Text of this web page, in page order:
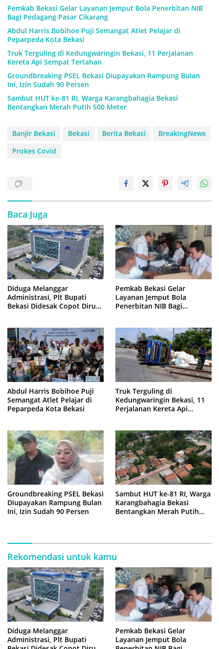
Pemkab Bekasi Gelar Layanan Jemput Bola Penerbitan NIB
Bagi Pedagang Pasar Cikarang
Abdul Harris Bobihoe Puji Semangat Atlet Pelajar di
Peparpeda Kota Bekasi
Truk Terguling di Kedungwaringin Bekasi, 11 Perjalanan
Kereta Api Sempat Tertahan
Groundbreaking PSEL Bekasi Diupayakan Rampung Bulan
Ini, Izin Sudah 90 Persen
Sambut HUT ke-81 RI, Warga Karangbahagia Bekasi
Bentangkan Merah Putih 500 Meter
Banjir Bekasi Bekasi Berita Bekasi
BreakingNews
Prokes Covid
Baca Juga
Diduga Melanggar
Administrasi, Plt Bupati
Bekasi Didesak Copot Dirum
Pemkab Bekasi Gelar
Layanan Jemput Bola
Penerbitan NIB Bagi
Abdul Harris Bobihoe Puji
Semangat Atlet Pelajar di
Peparpeda Kota Bekasi
Truk Terguling di
Kedungwaringin Bekasi, 11
Perjalanan Kereta Api
Groundbreaking PSEL Bekasi
Diupayakan Rampung Bulan
Ini, Izin Sudah 90 Persen
Sambut HUT ke-81 RI, Warga
Karangbahagia Bekasi
Bentangkan Merah Putih
Rekomendasi untuk kamu
Diduga Melanggar
Administrasi, Plt Bupati
Pemkab Bekasi Gelar
Layanan Jemput Bola